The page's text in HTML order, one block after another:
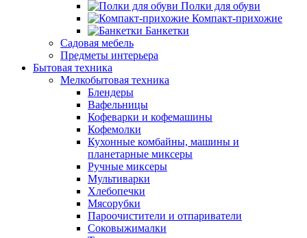
Полки для обуви
Компакт-прихожие
Банкетки
Садовая мебель
Предметы интерьера
Бытовая техника
Мелкобытовая техника
Блендеры
Вафельницы
Кофеварки и кофемашины
Кофемолки
Кухонные комбайны, машины и
планетарные миксеры
Ручные миксеры
Мультиварки
Хлебопечки
Мясорубки
Пароочистители и отпариватели
Соковыжималки